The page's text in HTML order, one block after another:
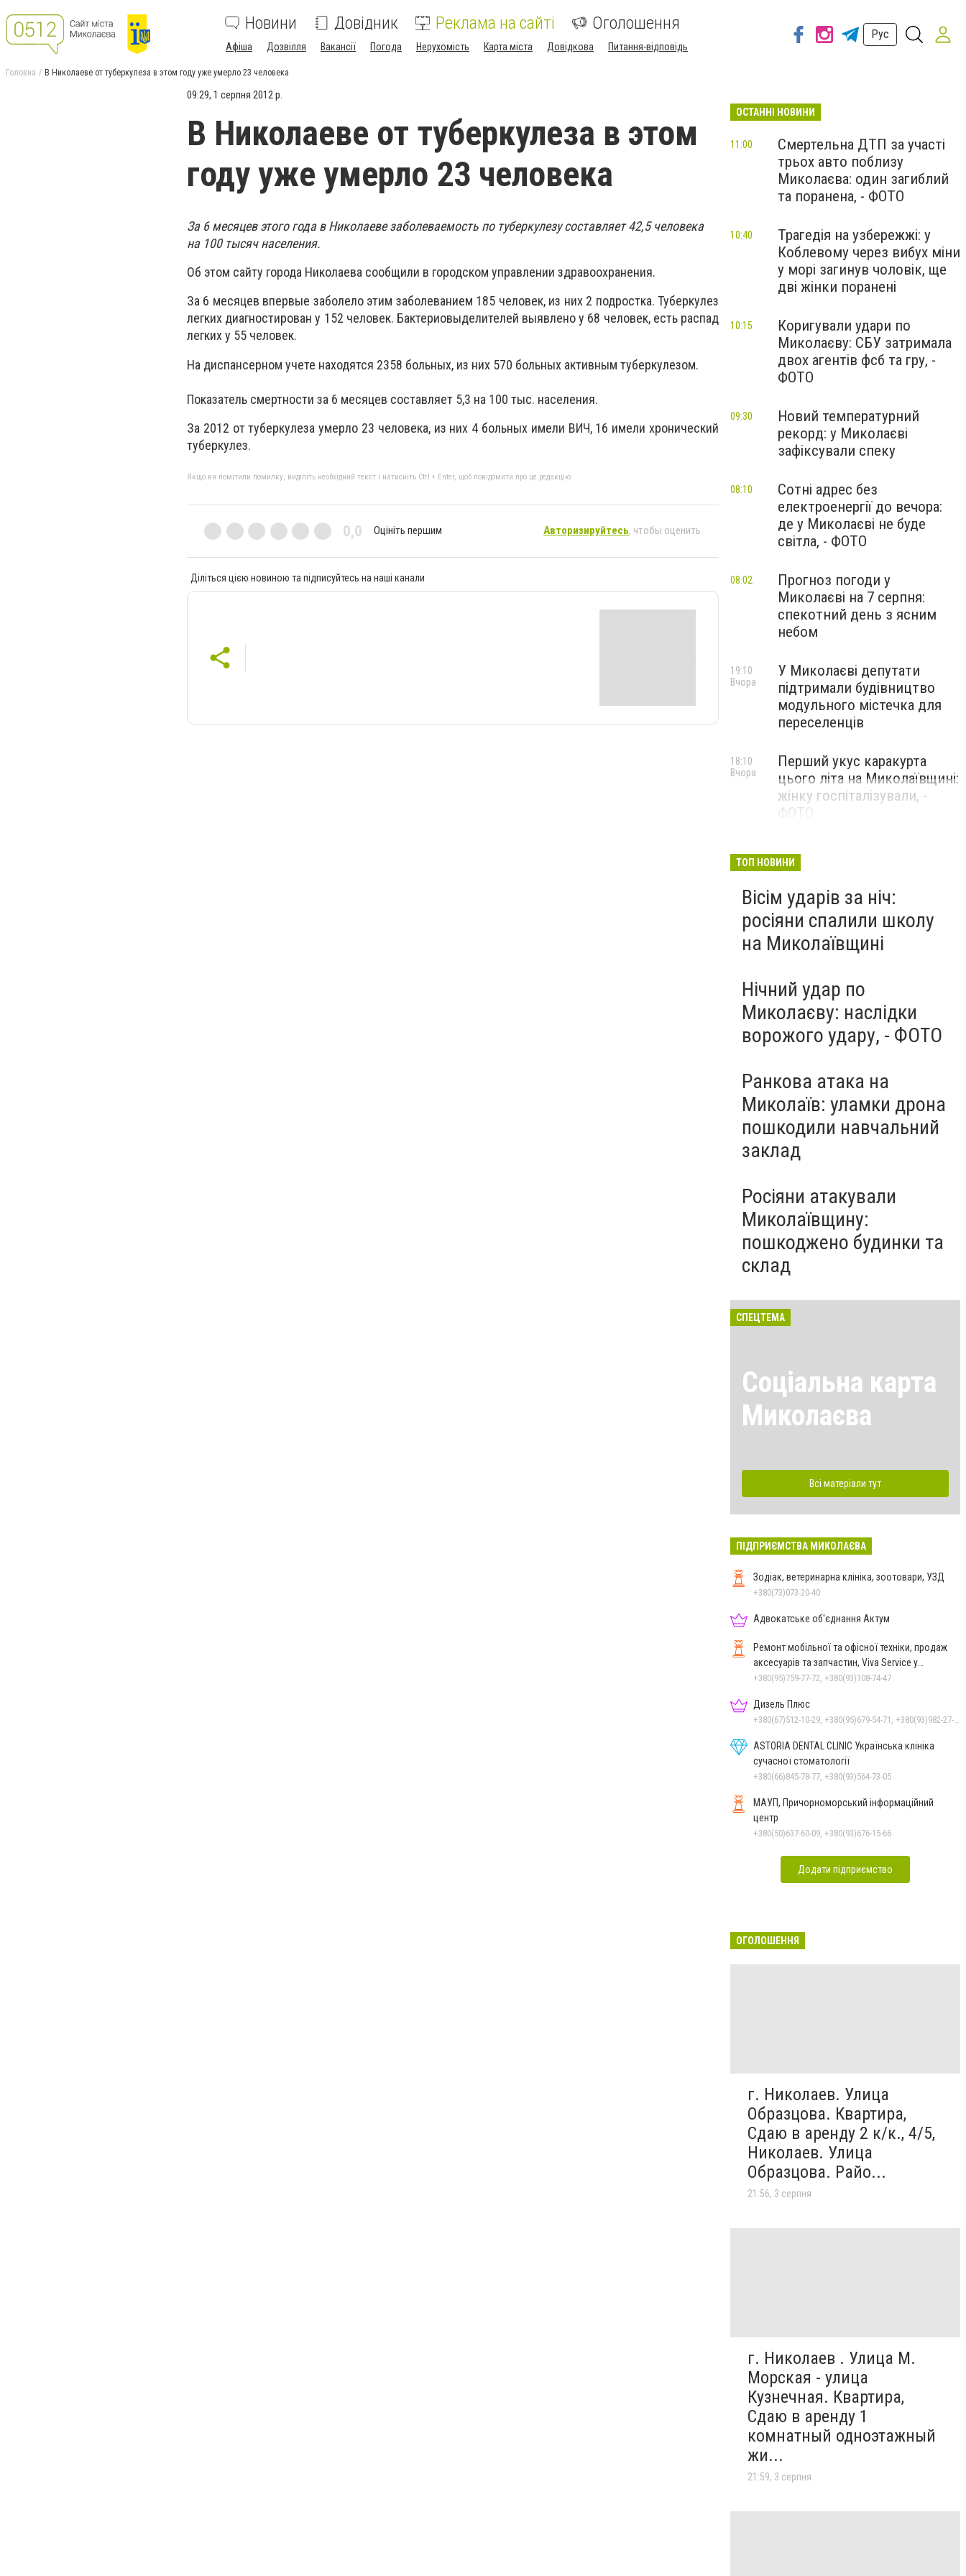
Новини Довідник Реклама на сайті Оголошення
Афіша Дозвілля Вакансії Погода Нерухомість Карта міста Довідкова Питання-відповідь
Рус
Головна В Николаеве от туберкулеза в этом году уже умерло 23 человека
09:29, 1 серпня 2012 р.
В Николаеве от туберкулеза в этом
году уже умерло 23 человека
За 6 месяцев этого года в Николаеве заболеваемость по туберкулезу составляет 42,5 человека
на 100 тысяч населения.
Об этом сайту города Николаева сообщили в городском управлении здравоохранения.
За 6 месяцев впервые заболело этим заболеванием 185 человек, из них 2 подростка. Туберкулез
легких диагностирован у 152 человек. Бактериовыделителей выявлено у 68 человек, есть распад
легких у 55 человек.
На диспансерном учете находятся 2358 больных, из них 570 больных активным туберкулезом.
Показатель смертности за 6 месяцев составляет 5,3 на 100 тыс. населения.
За 2012 от туберкулеза умерло 23 человека, из них 4 больных имели ВИЧ, 16 имели хронический
туберкулез.
Якщо ви помітили помилку, виділіть необхідний текст і натисніть Ctrl + Enter, щоб повідомити про це редакцію
0,0 Оцініть першим Авторизируйтесь, чтобы оценить
Діліться цією новиною та підписуйтесь на наші канали
ОСТАННІ НОВИНИ
Смертельна ДТП за участі
трьох авто поблизу
Миколаєва: один загиблий
та поранена, - ФОТО
11:00
Трагедія на узбережжі: у
Коблевому через вибух міни
у морі загинув чоловік, ще
дві жінки поранені
10:40
Коригували удари по
Миколаєву: СБУ затримала
двох агентів фсб та гру, -
ФОТО
10:15
Новий температурний
рекорд: у Миколаєві
зафіксували спеку
09:30
Сотні адрес без
електроенергії до вечора:
де у Миколаєві не буде
світла, - ФОТО
08:10
Прогноз погоди у
Миколаєві на 7 серпня:
спекотний день з ясним
небом
08:02
У Миколаєві депутати
підтримали будівництво
модульного містечка для
переселенців
19:10
Вчора
Перший укус каракурта
цього літа на Миколаївщині:
жінку госпіталізували, -
ФОТО
18:10
Вчора
ТОП НОВИНИ
Вісім ударів за ніч:
росіяни спалили школу
на Миколаївщині
Нічний удар по
Миколаєву: наслідки
ворожого удару, - ФОТО
Ранкова атака на
Миколаїв: уламки дрона
пошкодили навчальний
заклад
Росіяни атакували
Миколаївщину:
пошкоджено будинки та
склад
СПЕЦТЕМА
Соціальна карта
Миколаєва
Всі матеріали тут
ПІДПРИЄМСТВА МИКОЛАЄВА
Зодіак, ветеринарна клініка, зоотовари, УЗД
+380(73)073-20-40
Адвокатське об'єднання Актум
Ремонт мобільної та офісної техніки, продаж
аксесуарів та запчастин, Viva Service у
Миколаєві
+380(95)759-77-72, +380(93)108-74-47
Дизель Плюс
ASTORIA DENTAL CLINIC Українська клініка
сучасної стоматології
+380(66)845-78-77, +380(93)564-73-05
МАУП, Причорноморський інформаційний
центр
+380(50)637-60-09, +380(93)676-15-66
Додати підприємство
ОГОЛОШЕННЯ
г. Николаев. Улица
Образцова. Квартира,
Сдаю в аренду 2 к/к., 4/5,
Николаев. Улица
Образцова. Райо...
21:56, 3 серпня
г. Николаев . Улица М.
Морская - улица
Кузнечная. Квартира,
Сдаю в аренду 1
комнатный одноэтажный
жи...
21:59, 3 серпня